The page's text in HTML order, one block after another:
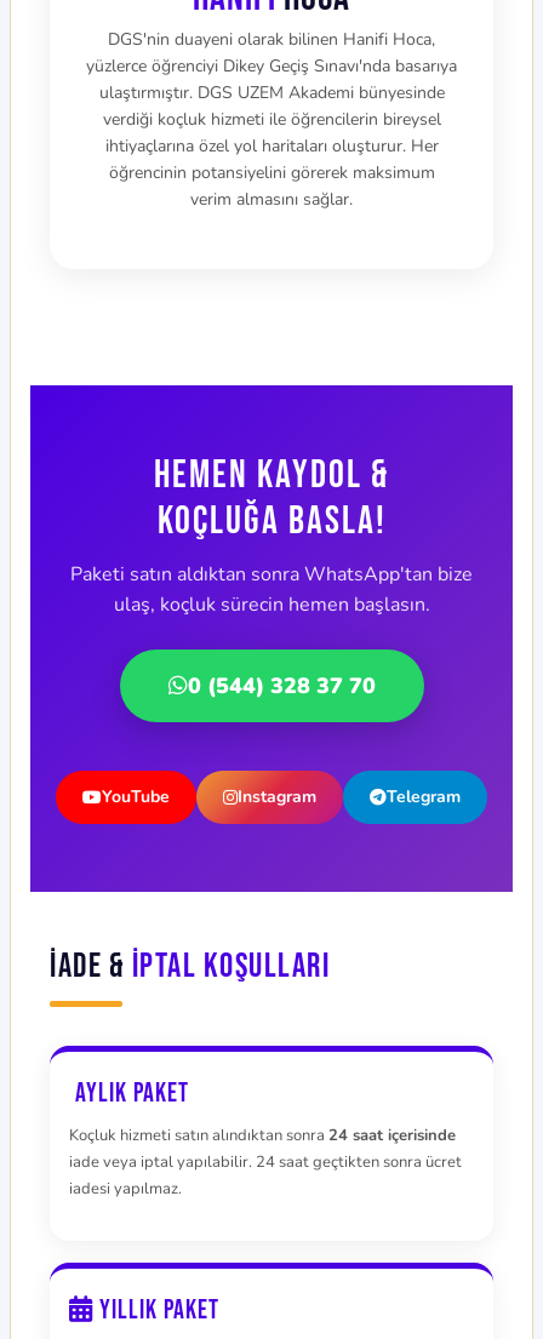
DGS'nin duayeni olarak bilinen Hanifi Hoca,
yüzlerce öğrenciyi Dikey Geçiş Sınavı'nda basarıya
ulaştırmıştır. DGS UZEM Akademi bünyesinde
verdiği koçluk hizmeti ile öğrencilerin bireysel
ihtiyaçlarına özel yol haritaları oluşturur. Her
öğrencinin potansiyelini görerek maksimum
verim almasını sağlar.
Hemen Kaydol &
Koçluğa BaslA!
Paketi satın aldıktan sonra WhatsApp'tan bize
ulaş, koçluk sürecin hemen başlasın.
0 (544) 328 37 70
YouTube Instagram Telegram
İade & İptal Koşulları
Aylık Paket
Koçluk hizmeti satın alındıktan sonra 24 saat içerisinde
iade veya iptal yapılabilir. 24 saat geçtikten sonra ücret
iadesi yapılmaz.
Yıllık Paket